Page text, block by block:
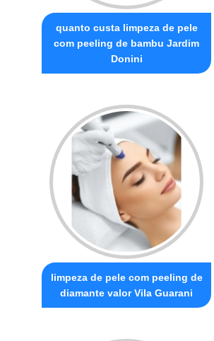
quanto custa limpeza de pele
com peeling de bambu Jardim
Donini
limpeza de pele com peeling de
diamante valor Vila Guarani